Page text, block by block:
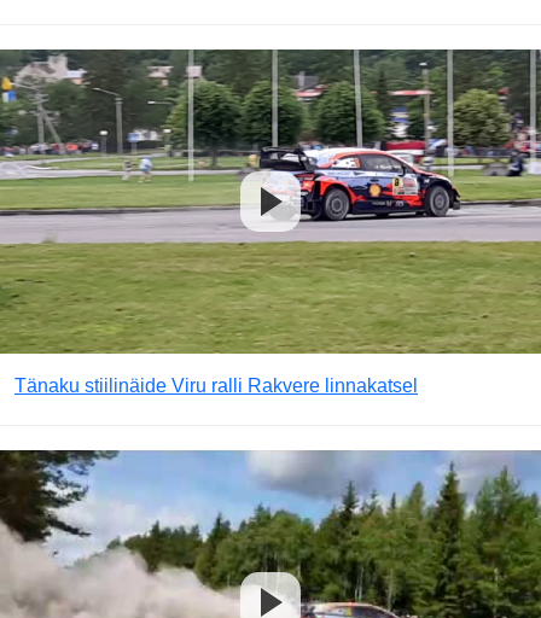
Tänaku stiilinäide Viru ralli Rakvere linnakatsel